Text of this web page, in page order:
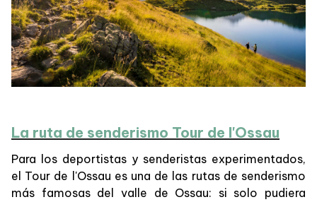
La ruta de senderismo Tour de l'Ossau
Para los deportistas y senderistas experimentados,
el Tour de l'Ossau es una de las rutas de senderismo
más famosas del valle de Ossau: si solo pudiera